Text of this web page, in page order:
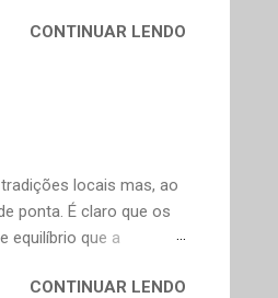
De qualquer forma,
Não poderia faltar um
russa e também para o
de tradução direta do
CONTINUAR LENDO
locais mas, ao
ponta. É claro que os
equilíbrio que a
o que explica o
CONTINUAR LENDO